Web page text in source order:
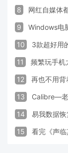
8 网红自媒体
9 Windows电
10 3款超好用
11 频繁玩手机
12 再也不用
13 Calibre—
14 易我数据
15 看完《声临